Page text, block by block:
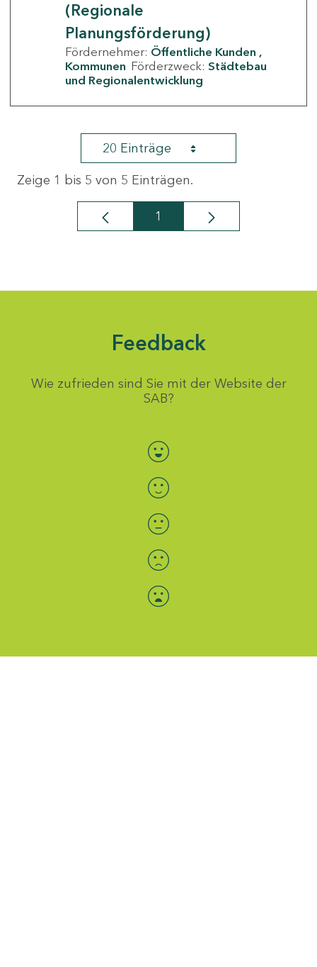
(Regionale
Planungsförderung)
Fördernehmer: Öffentliche Kunden
Kommunen Förderzweck: Städtebau
und Regionalentwicklung
20 Einträge
Zeige 1 bis 5 von 5 Einträgen.
Seite
1
Feedback
Wie zufrieden sind Sie mit der Website der
SAB?
Bewertung auswählen